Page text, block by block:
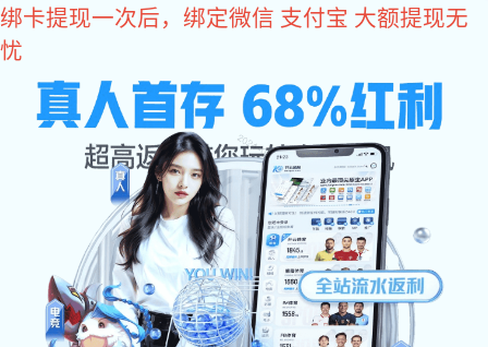
好博体育
蚀刻加工市场的发展有哪些前景
2022-11-03 17:14:14
蚀刻加工的市场的发展前景有哪些呢？自从改革开发以
来，各行各业的发展都是从无到有，从小到大，飞速的
发展中。那么蚀刻加工市场的发展前景有哪些下面小编